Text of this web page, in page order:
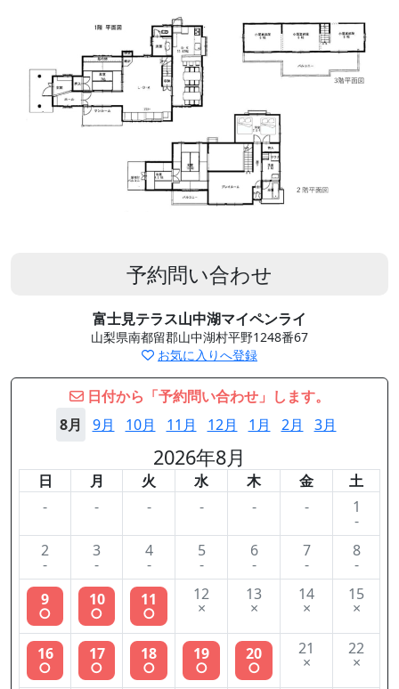
予約問い合わせ
富士見テラス山中湖マイペンライ
山梨県南都留郡山中湖村平野1248番67
お気に入りへ登録
日付から「予約問い合わせ」します。
8月
9月 10月 11月 12月 1月 2月 3月
2026年8月
日 月 火 水 木 金
土
-
- - - - - 1
-
2
-
3
-
4
-
5
-
6
-
7
-
8
-
9
○
10
○
11
○
12
×
13
×
14
×
15
×
16
○
17
○
18
○
19
○
20
○
21
×
22
×